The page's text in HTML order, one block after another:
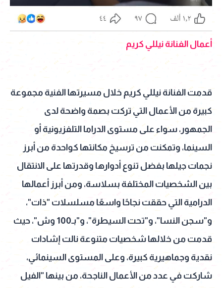
أعمال الفنانة نيللي كريم
قدمت الفنانة نيللي كريم خلال مسيرتها الفنية مجموعة
كبيرة من الأعمال التي تركت بصمة واضحة لدى
الجمهور، سواء على مستوى الدراما التلفزيونية أو
السينما، وتمكنت من ترسيخ مكانتها كواحدة من أبرز
نجمات جيلها بفضل تنوع أدوارها وقدرتها على الانتقال
بين الشخصيات المختلفة بسلاسة، ومن أبرز أعمالها
الدرامية التي حققت نجاحًا واسعًا مسلسلات "ذات"،
و"سجن النسا"، و"تحت السيطرة"، و"بـ100 وش"، حيث
قدمت من خلالها شخصيات متنوعة نالت إشادات
نقدية وجماهيرية كبيرة، وعلى المستوى السينمائي،
شاركت في عدد من الأعمال الناجحة، من بينها "الفيل